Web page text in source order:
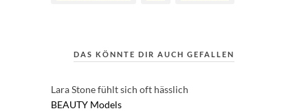
DAS KÖNNTE DIR AUCH GEFALLEN
Lara Stone fühlt sich oft hässlich
BEAUTY Models